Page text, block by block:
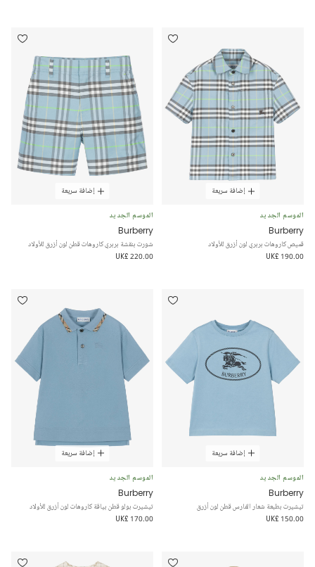
إضافة سريعة
الموسم الجديد
Burberry
قميص كاروهات بربري لون أزرق للأولاد
UK£ 190.00
إضافة سريعة
الموسم الجديد
Burberry
شورت بنقشة بربري كاروهات قطن لون أزرق للأولاد
UK£ 220.00
إضافة سريعة
الموسم الجديد
Burberry
تيشيرت بطبعة شعار الفارس قطن لون أزرق
UK£ 150.00
إضافة سريعة
الموسم الجديد
Burberry
تيشيرت بولو قطن بياقة كاروهات لون أزرق للأولاد
UK£ 170.00